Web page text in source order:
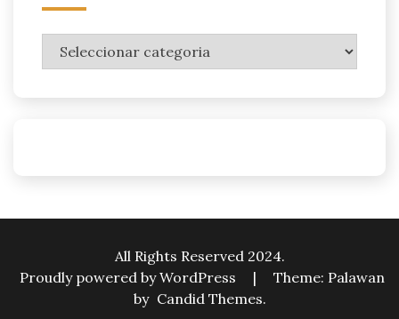
Categorias
All Rights Reserved 2024.
Proudly powered by WordPress
|
Theme: Palawan
by Candid Themes.